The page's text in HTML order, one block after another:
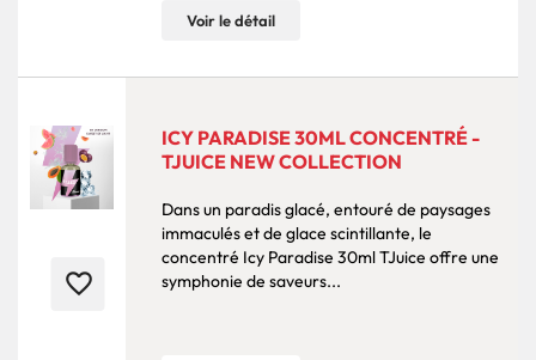
Voir le détail
favorite_border
ICY PARADISE 30ML CONCENTRÉ -
TJUICE NEW COLLECTION
Dans un paradis glacé, entouré de paysages
immaculés et de glace scintillante, le
concentré Icy Paradise 30ml TJuice offre une
symphonie de saveurs...